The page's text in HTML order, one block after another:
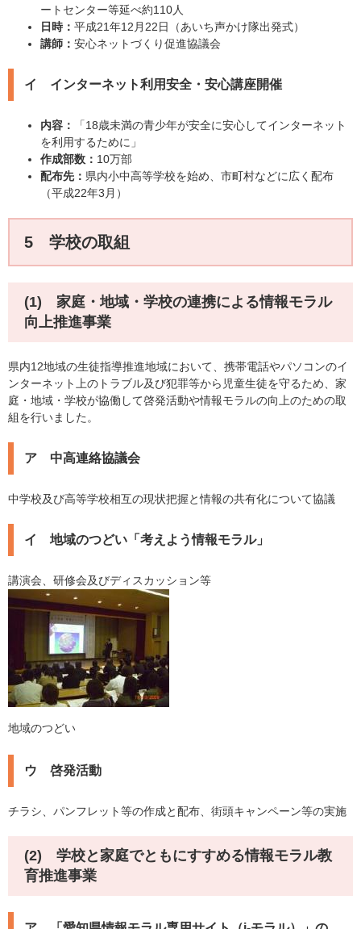
ートセンター等延べ約110人
日時： 平成21年12月22日（あいち声かけ隊出発式）
講師： 安心ネットづくり促進協議会
イ インターネット利用安全・安心講座開催
内容：
「18歳未満の青少年が安全に安心してインターネット
を利用するために」
作成部数： 10万部
配布先： 県内小中高等学校を始め、市町村などに広く配布
（平成22年3月）
5 学校の取組
(1) 家庭・地域・学校の連携による情報モラル
向上推進事業
県内12地域の生徒指導推進地域において、携帯電話やパソコンのイ
ンターネット上のトラブル及び犯罪等から児童生徒を守るため、家
庭・地域・学校が協働して啓発活動や情報モラルの向上のための取
組を行いました。
ア 中高連絡協議会
中学校及び高等学校相互の現状把握と情報の共有化について協議
イ 地域のつどい「考えよう情報モラル」
講演会、研修会及びディスカッション等
地域のつどい
ウ 啓発活動
チラシ、パンフレット等の作成と配布、街頭キャンペーン等の実施
(2) 学校と家庭でともにすすめる情報モラル教
育推進事業